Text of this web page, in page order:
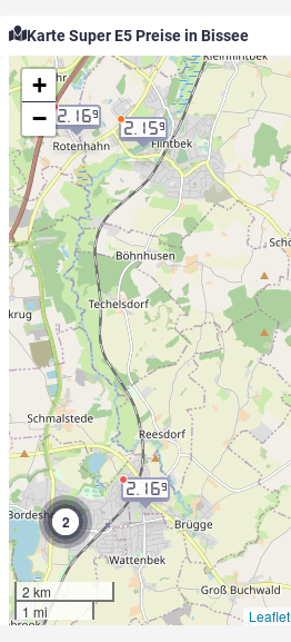
Karte Super E5 Preise in Bissee
2.169
2.159
2.169
2
+
−
2 km
1 mi
Leaflet